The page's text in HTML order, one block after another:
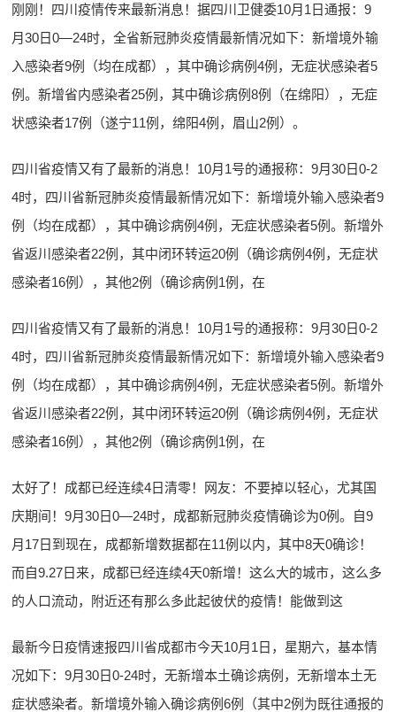
刚刚！四川疫情传来最新消息！据四川卫健委10月1日通报：9
月30日0—24时，全省新冠肺炎疫情最新情况如下：新增境外输
入感染者9例（均在成都），其中确诊病例4例，无症状感染者5
例。新增省内感染者25例，其中确诊病例8例（在绵阳），无症
状感染者17例（遂宁11例，绵阳4例，眉山2例）。
四川省疫情又有了最新的消息！10月1号的通报称：9月30日0-2
4时，四川省新冠肺炎疫情最新情况如下：新增境外输入感染者9
例（均在成都），其中确诊病例4例，无症状感染者5例。新增外
省返川感染者22例，其中闭环转运20例（确诊病例4例，无症状
感染者16例），其他2例（确诊病例1例，在
四川省疫情又有了最新的消息！10月1号的通报称：9月30日0-2
4时，四川省新冠肺炎疫情最新情况如下：新增境外输入感染者9
例（均在成都），其中确诊病例4例，无症状感染者5例。新增外
省返川感染者22例，其中闭环转运20例（确诊病例4例，无症状
感染者16例），其他2例（确诊病例1例，在
太好了！成都已经连续4日清零！网友：不要掉以轻心，尤其国
庆期间！9月30日0—24时，成都新冠肺炎疫情确诊为0例。自9
月17日到现在，成都新增数据都在11例以内，其中8天0确诊！
而自9.27日来，成都已经连续4天0新增！这么大的城市，这么多
的人口流动，附近还有那么多此起彼伏的疫情！能做到这
最新今日疫情速报四川省成都市今天10月1日，星期六，基本情
况如下：9月30日0-24时，无新增本土确诊病例，无新增本土无
症状感染者。新增境外输入确诊病例6例（其中2例为既往通报的